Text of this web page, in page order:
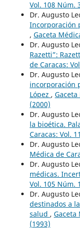
Vol. 108 Núm.
Dr. Augusto
Incorporación
, Gaceta
Dr. Augusto
Razetti”:
de Caracas:
Dr. Augusto
incorporación
López , Gaceta
(2000)
Dr. Augusto
la bioética.
Caracas: Vol.
Dr. Augusto
Médica de
Dr. Augusto
médicas.
Vol. 105 Núm.
Dr. Augusto
destinados a
salud , Gaceta
(1993)